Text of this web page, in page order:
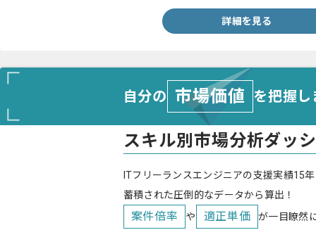
詳細を見る
自分の 市場価値 を把握
スキル別市場分析ダッ
ITフリーランスエンジニアの支援実績15
蓄積された圧倒的なデータから算出！
案件倍率 や 適正単価 が一目瞭然